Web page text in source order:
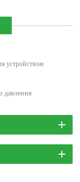
устройством
давления